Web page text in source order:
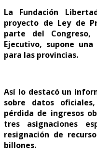
La Fundación
proyecto de Ley de
parte del
Ejecutivo, supone
para las provincias.
Así lo destacó un
sobre datos
pérdida de ingresos
tres asignaciones
resignación de
billones.